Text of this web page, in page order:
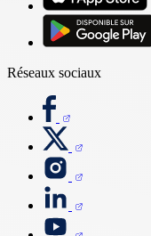
Réseaux sociaux